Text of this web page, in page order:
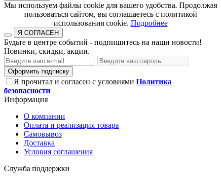
​​​​​​​Мы используем файлы cookie для вашего удобства. Продолжая
пользоваться сайтом, вы соглашаетесь с политикой
использования cookie.​​​​​​​ Подробнее
Я СОГЛАСЕН
Будьте в центре событий - подпишитесь на наши новости!
Новинки, скидки, акции.
Оформить подписку
Я прочитал и согласен с условиями Политика
безопасности
Информация
О компании
Оплата и реализация товара
Самовывоз
Доставка
Условия соглашения
Служба поддержки